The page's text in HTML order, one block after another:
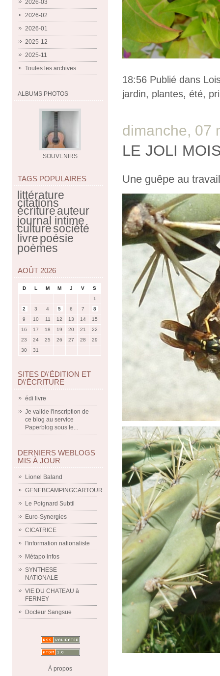
2026-03
2026-02
2026-01
2025-12
2025-11
Toutes les archives
ALBUMS PHOTOS
SOUVENIRS
TAGS POPULAIRES
littérature
citations
écritureauteur
journal intime
culturesociété
livrepoésie
poèmes
AOÛT 2026
D L M M J V
S
1
2
3 4 5 6 7
8
9
10 11 12 13 14
15
16
17 18 19 20 21
22
23
24 25 26 27 28
29
30
31
SITES D\'ÉDITION ET
D\'ÉCRITURE
édi livre
Je valide l'inscription de
ce blog au service
Paperblog sous le...
DERNIERS WEBLOGS
MIS À JOUR
Lionel Baland
GENEBCAMPINGCARTOUR
Le Poignard Subtil
Euro-Synergies
CICATRICE
l'information nationaliste
Métapo infos
SYNTHESE
NATIONALE
VIE DU CHATEAU à
FERNEY
Docteur Sangsue
À propos
18:56 Publié dans
jardin, plantes, été,
dimanche, 07
LE JOLI
Une guêpe au